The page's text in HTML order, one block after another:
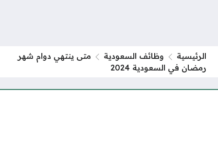
الرئيسية وظائف السعودية
متى ينتهي دوام شهر
رمضان في السعودية 2024